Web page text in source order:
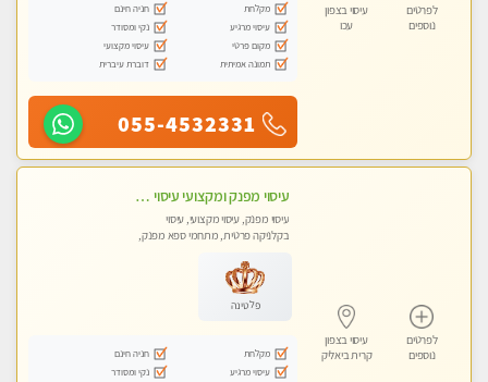
לפרטים
נוספים
עיסוי בצפון
עכו
מקלחת
חניה חינם
עיסוי מרגיע
נקי ומסודר
מקום פרטי
עיסוי מקצועי
תמונה אמיתית
דוברת עיברית
055-4532331
לפרטים
נוספים
עיסוי בצפון
קרית ביאליק
עיסוי מפנק ומקצועי עיסוי עם אבנים חמות. מעסה עם תעודות. טיפול מרגיע משחרר באווירה נעימה נקיה ומסודרת. יש חניה ומקלחת
עיסוי מפנק, עיסוי מקצועי, עיסוי
בקלניקה פרטית, מתחמי ספא מפנק,
פלטינה
מקלחת
חניה חינם
עיסוי מרגיע
נקי ומסודר